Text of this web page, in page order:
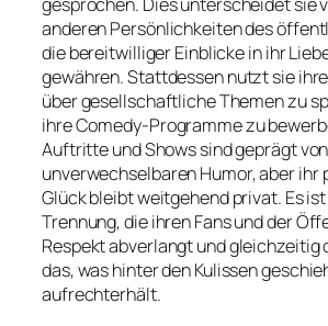
anderen Persönlichkeiten des
die bereitwilliger Einblicke in ihr
gewähren. Stattdessen nutzt sie
über gesellschaftliche Themen zu
ihre Comedy-Programme zu
Auftritte und Shows sind geprägt
unverwechselbaren Humor, aber ihr
Glück bleibt weitgehend privat. Es
Trennung, die ihren Fans und der
Respekt abverlangt und gleichzeitig
das, was hinter den Kulissen
aufrechterhält.